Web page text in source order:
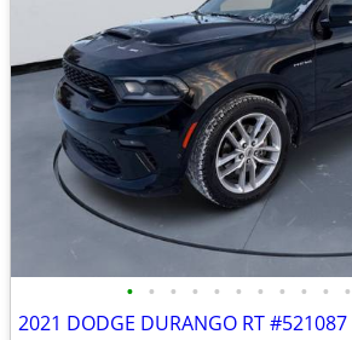
• • • • • • • • • • •
2021 DODGE DURANGO RT #521087